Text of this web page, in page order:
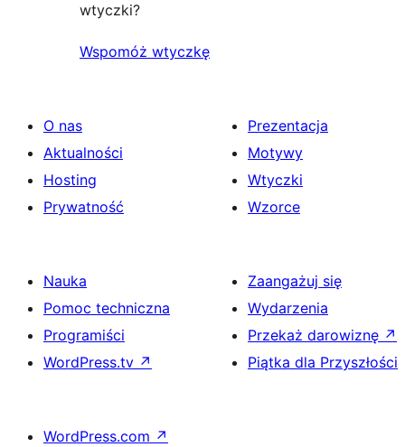
wtyczki?
Wspomóż wtyczkę
O nas
Aktualności
Hosting
Prywatność
Prezentacja
Motywy
Wtyczki
Wzorce
Nauka
Pomoc techniczna
Programiści
WordPress.tv ↗
Zaangażuj się
Wydarzenia
Przekaż darowiznę ↗
Piątka dla Przyszłości
WordPress.com ↗